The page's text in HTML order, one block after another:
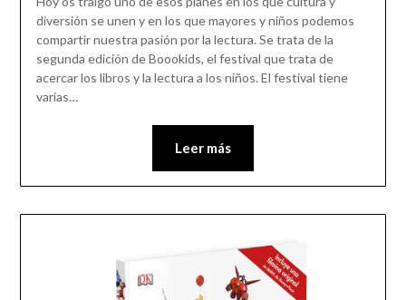
diversión se unen y en los que mayores y niños podemos
compartir nuestra pasión por la lectura. Se trata de la
segunda edición de Boookids, el festival que trata de
acercar los libros y la lectura a los niños. El festival tiene
varias…
Leer más